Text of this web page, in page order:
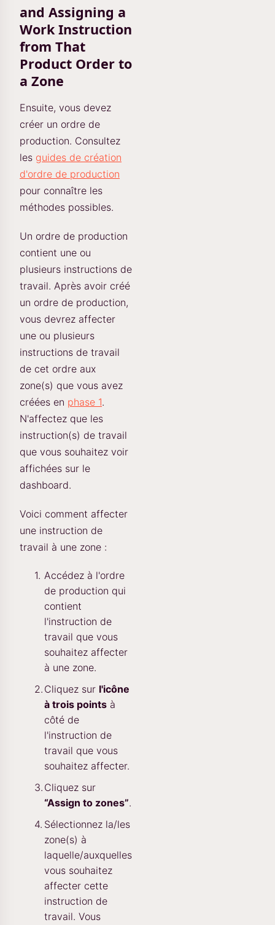
and Assigning a
Work Instruction
from That
Product Order to
a Zone
Ensuite, vous devez
créer un ordre de
production. Consultez
les guides de création
d'ordre de production
pour connaître les
méthodes possibles.
Un ordre de production
contient une ou
plusieurs instructions de
travail. Après avoir créé
un ordre de production,
vous devrez affecter
une ou plusieurs
instructions de travail
de cet ordre aux
zone(s) que vous avez
créées en phase 1.
N'affectez que les
instruction(s) de travail
que vous souhaitez voir
affichées sur le
dashboard.
Voici comment affecter
une instruction de
travail à une zone :
Accédez à l'ordre
de production qui
contient
l'instruction de
travail que vous
souhaitez affecter
à une zone.
Cliquez sur l'icône
à trois points à
côté de
l'instruction de
travail que vous
souhaitez affecter.
Cliquez sur
“Assign to zones”.
Sélectionnez la/les
zone(s) à
laquelle/auxquelles
vous souhaitez
affecter cette
instruction de
travail. Vous